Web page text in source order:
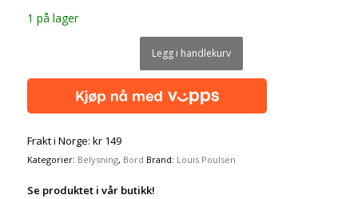
1 på lager
Legg i handlekurv
Frakt i Norge: kr 149
Kategorier: Belysning, Bord Brand: Louis Poulsen
Se produktet i vår butikk!